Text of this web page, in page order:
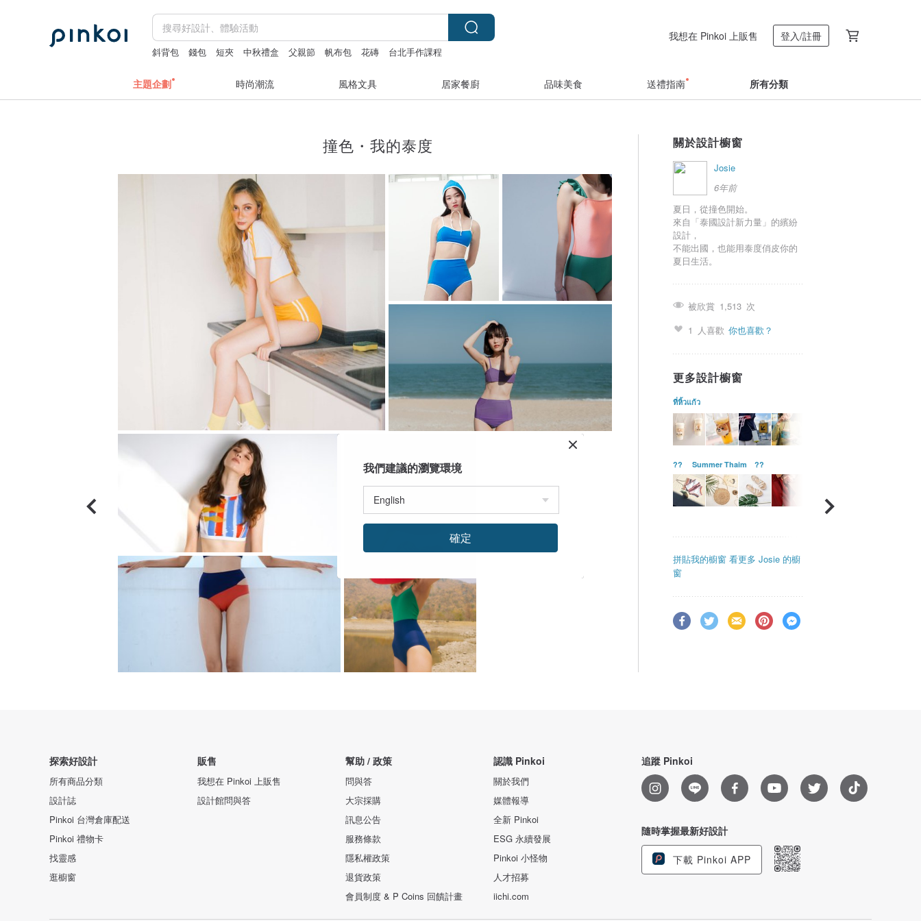
斜背包 錢包 短夾 中秋禮盒 父親節 帆布包 花磚 台北手作課程
我想在 Pinkoi 上販售 登入/註冊
主題企劃 時尚潮流 風格文具 居家餐廚 品味美食 送禮指南 所有分類
撞色・我的泰度 關於設計櫥窗
Josie
6年前
夏日，從撞色開始。
來自「泰國設計新力量」的繽紛
設計，
不能出國，也能用泰度俏皮你的
夏日生活。
被欣賞 1,513 次
1 人喜歡 你也喜歡？
更多設計櫥窗
ที่หิ้วแก้ว
?? Summer Thaim ??
拼貼我的櫥窗 看更多 Josie 的櫥
窗
探索好設計
所有商品分類
設計誌
Pinkoi 台灣倉庫配送
Pinkoi 禮物卡
找靈感
逛櫥窗
販售
我想在 Pinkoi 上販售
設計館問與答
幫助 / 政策
問與答
大宗採購
訊息公告
服務條款
隱私權政策
退貨政策
會員制度 & P Coins 回饋計畫
認識 Pinkoi
關於我們
媒體報導
全新 Pinkoi
ESG 永續發展
Pinkoi 小怪物
人才招募
iichi.com
追蹤 Pinkoi
隨時掌握最新好設計
下載 Pinkoi APP
我們建議的瀏覽環境
確定